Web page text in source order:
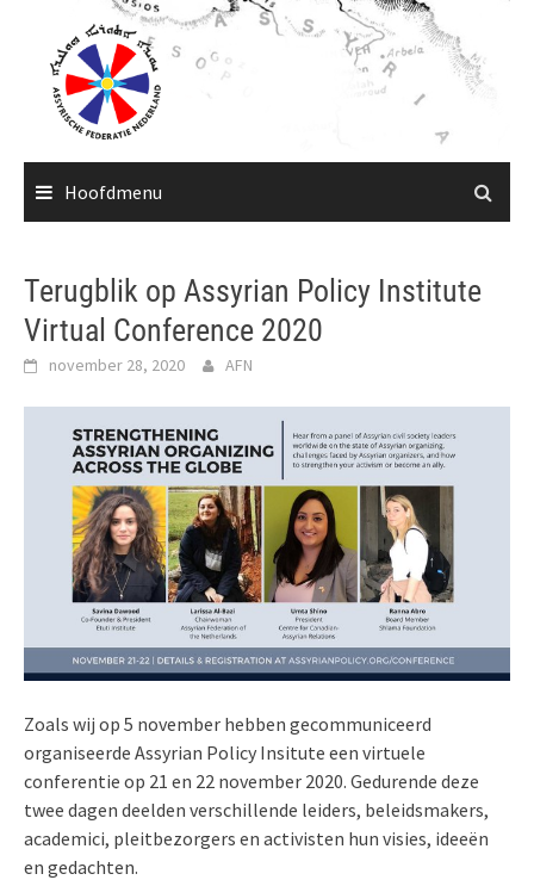
inhoud
Hoofdmenu
Terugblik op Assyrian Policy Institute
Virtual Conference 2020
november 28, 2020 AFN
Zoals wij op 5 november hebben gecommuniceerd
organiseerde Assyrian Policy Insitute een virtuele
conferentie op 21 en 22 november 2020. Gedurende deze
twee dagen deelden verschillende leiders, beleidsmakers,
academici, pleitbezorgers en activisten hun visies, ideeën
en gedachten.